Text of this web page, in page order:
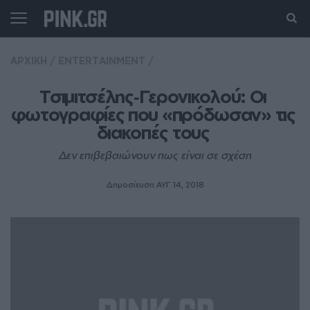
Τσιμιτσέλης‑Γερονικολού: Οι
φωτογραφίες που «πρόδωσαν» τις
διακοπές τους
Δεν επιβεβαιώνουν πως είναι σε σχέση
Δημοσίευση ΑΥΓ 14, 2018